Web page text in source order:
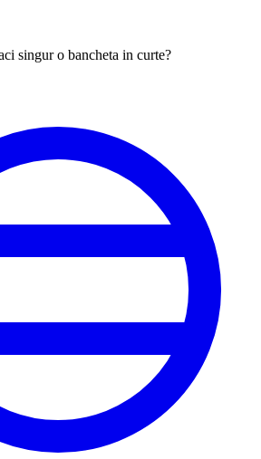
singur o bancheta in curte?